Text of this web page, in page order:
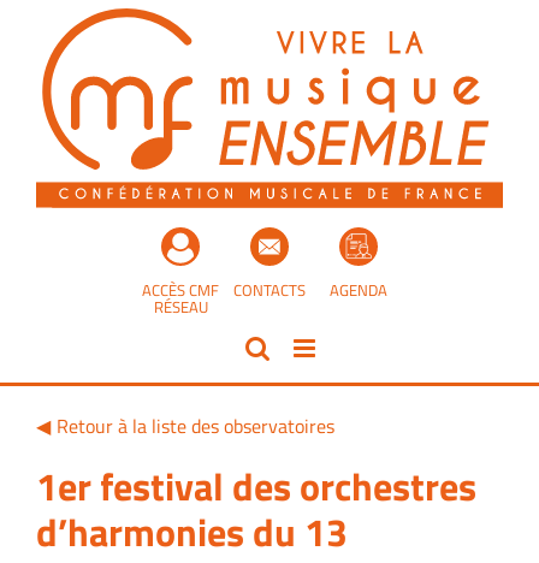
contenu
AGENDA
CONTACTS
ACCÈS CMF
RÉSEAU
Retour à la liste des observatoires
1er festival des orchestres
d’harmonies du 13